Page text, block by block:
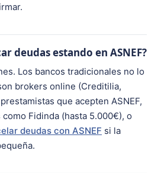
deudas estando en ASNEF?
Los bancos tradicionales no lo
brokers online (Creditilia,
que acepten ASNEF,
Fidinda (hasta 5.000€), o
deudas con ASNEF si la